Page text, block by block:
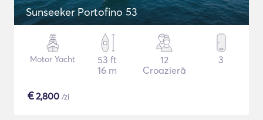
Sunseeker Portofino 53
Motor Yacht
53 ft
16 m
12
Croazieră
3
€2,800 /zi